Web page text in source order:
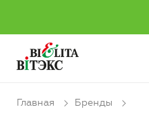
Главная Бренды